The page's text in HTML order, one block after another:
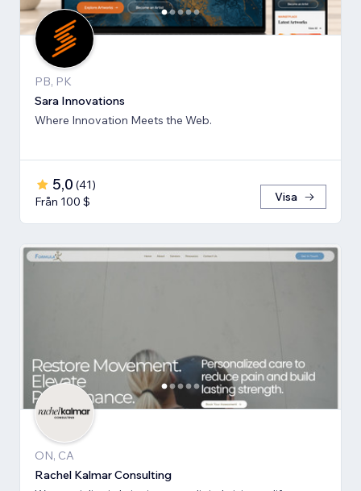
PB, PK
Sara Innovations
Where Innovation Meets the Web.
5,0 (41)
Från 100 $
Visa
ON, CA
Rachel Kalmar Consulting